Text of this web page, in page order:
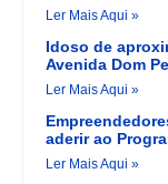
Ler Mais Aqui »
Idoso de
Avenida Dom
Ler Mais Aqui »
aderir ao
Ler Mais Aqui »